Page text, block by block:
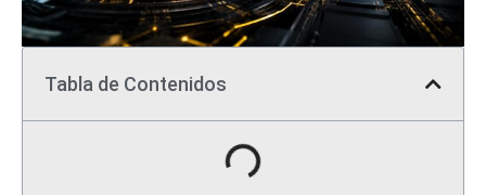
Tabla de Contenidos